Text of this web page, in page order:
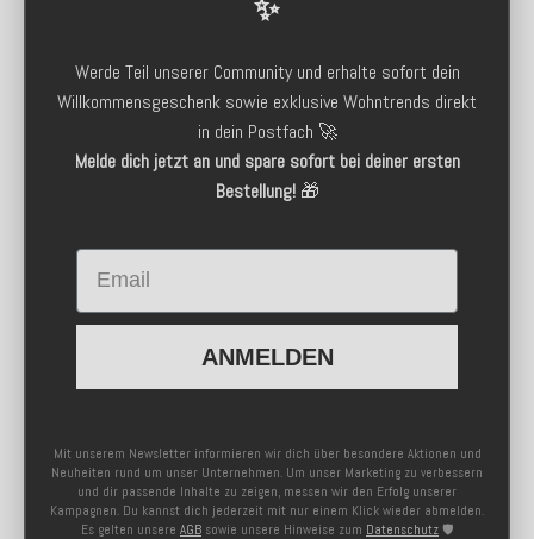
✨
Werde Teil unserer Community und erhalte sofort dein
Willkommensgeschenk sowie exklusive Wohntrends direkt
in dein Postfach 🚀
Melde dich jetzt an und spare sofort bei deiner ersten
Bestellung!🎁
Email
ANMELDEN
Mit unserem Newsletter informieren wir dich über besondere Aktionen und
Neuheiten rund um unser Unternehmen. Um unser Marketing zu verbessern
und dir passende Inhalte zu zeigen, messen wir den Erfolg unserer
Kampagnen. Du kannst dich jederzeit mit nur einem Klick wieder abmelden.
Es gelten unsere AGB sowie unsere Hinweise zum Datenschutz 🛡️